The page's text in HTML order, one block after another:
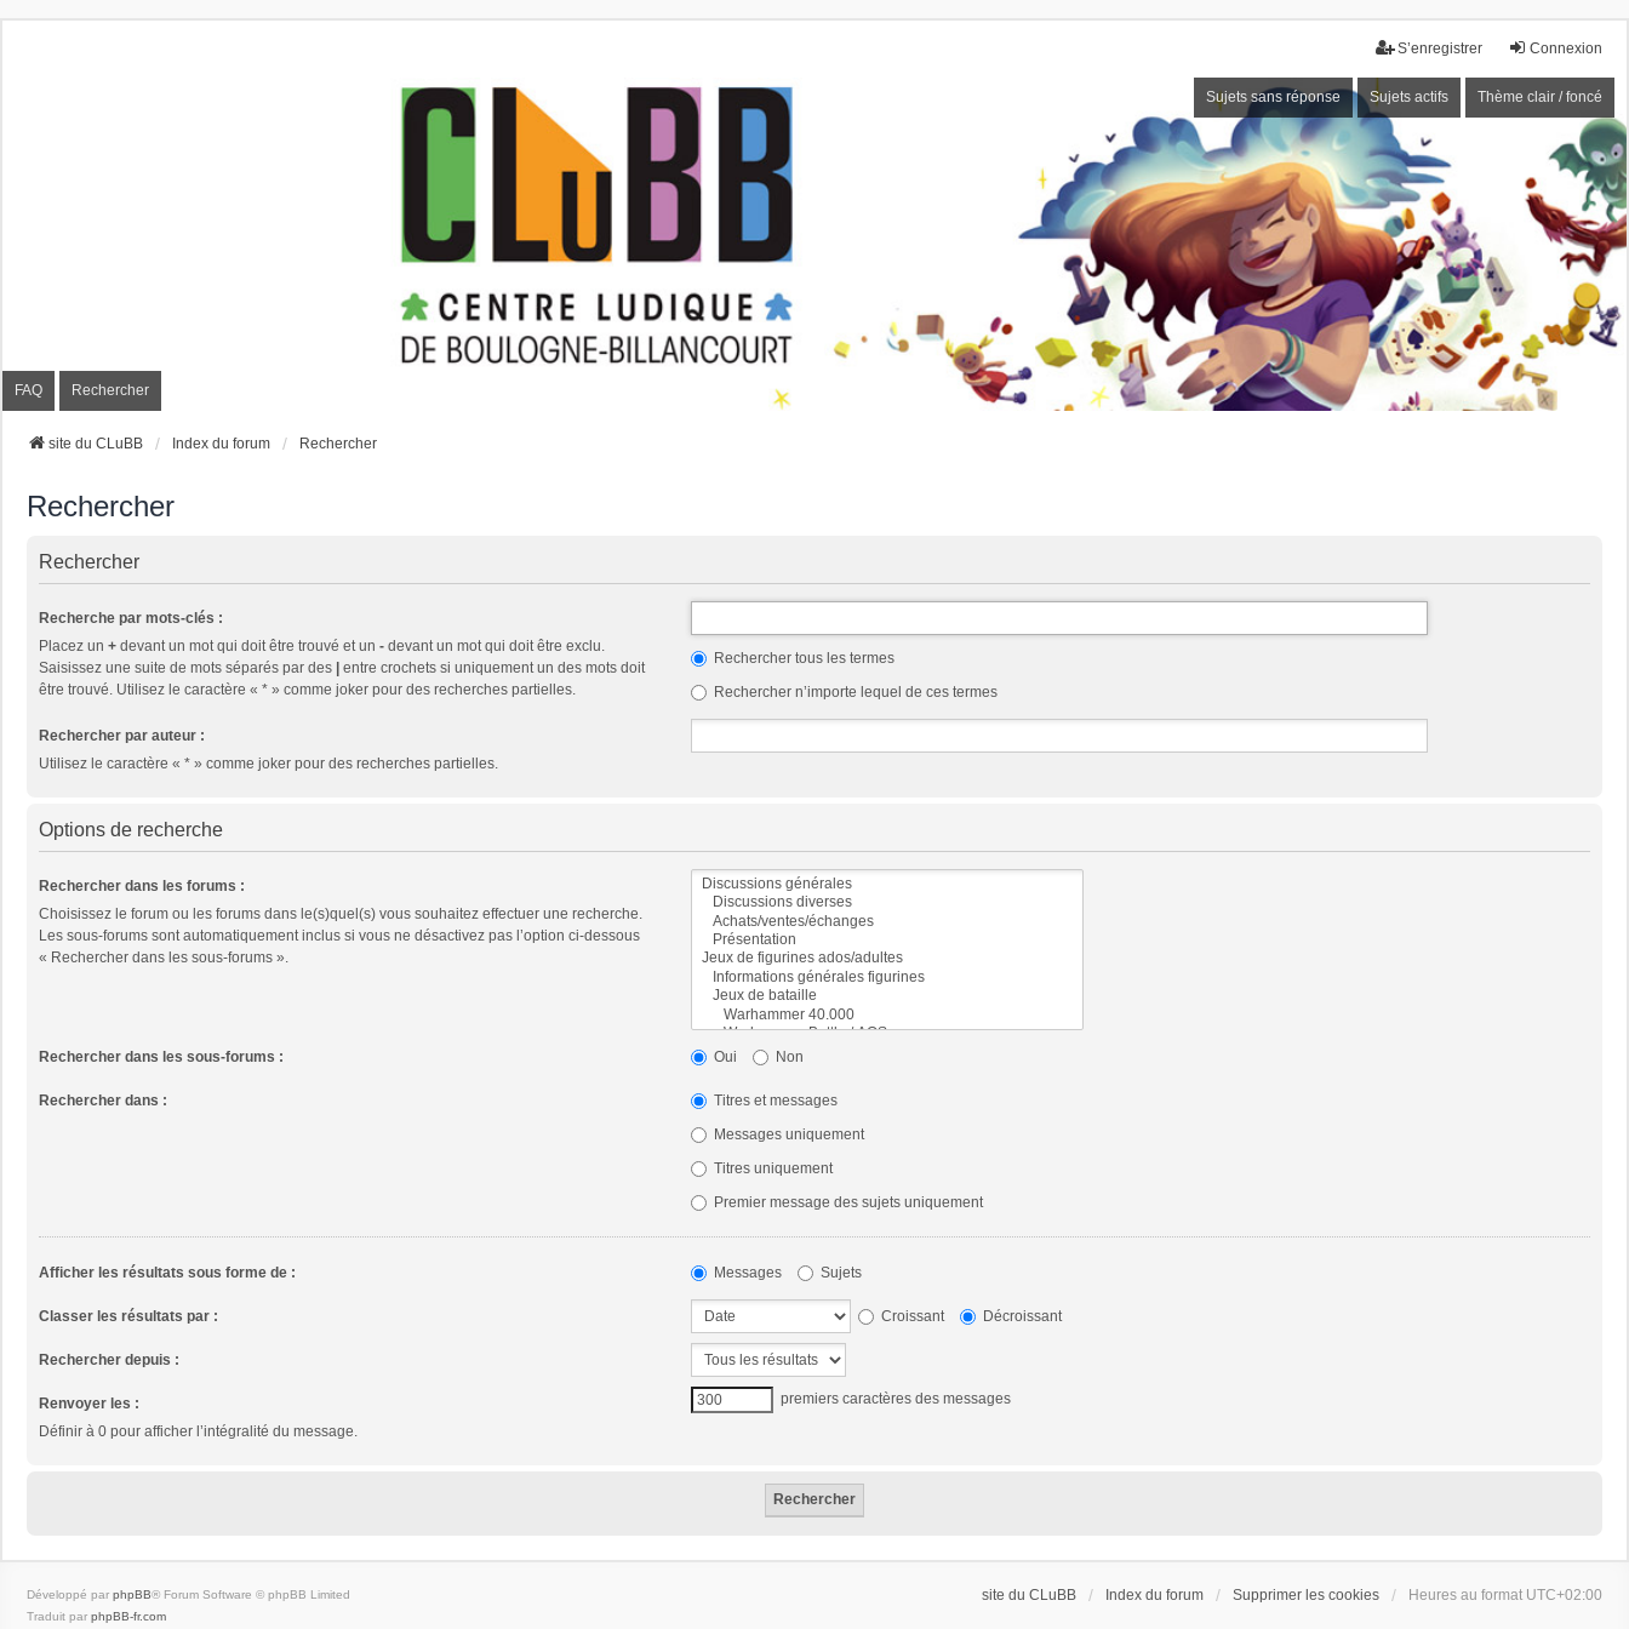
Connexion
S’enregistrer
Sujets sans réponse Sujets actifs Thème clair / foncé
FAQ Rechercher
site du CLuBB Index du forum Rechercher
Rechercher
Rechercher
Recherche par mots-clés :
Placez un + devant un mot qui doit être trouvé et un - devant un mot qui doit être exclu.
Saisissez une suite de mots séparés par des | entre crochets si uniquement un des mots doit
être trouvé. Utilisez le caractère « * » comme joker pour des recherches partielles.
Rechercher tous les termes
Rechercher n’importe lequel de ces termes
Rechercher par auteur :
Utilisez le caractère « * » comme joker pour des recherches partielles.
Options de recherche
Rechercher dans les forums :
Choisissez le forum ou les forums dans le(s)quel(s) vous souhaitez effectuer une recherche.
Les sous-forums sont automatiquement inclus si vous ne désactivez pas l’option ci-dessous
« Rechercher dans les sous-forums ».
Rechercher dans les sous-forums : Oui Non
Rechercher dans :
Titres et messages
Messages uniquement
Titres uniquement
Premier message des sujets uniquement
Afficher les résultats sous forme de : Messages Sujets
Classer les résultats par : Croissant Décroissant
Rechercher depuis :
Renvoyer les :
Définir à 0 pour afficher l’intégralité du message.
premiers caractères des messages
site du CLuBB Index du forum Supprimer les cookies Heures au format UTC+02:00
Développé par phpBB® Forum Software © phpBB Limited
Traduit par phpBB-fr.com